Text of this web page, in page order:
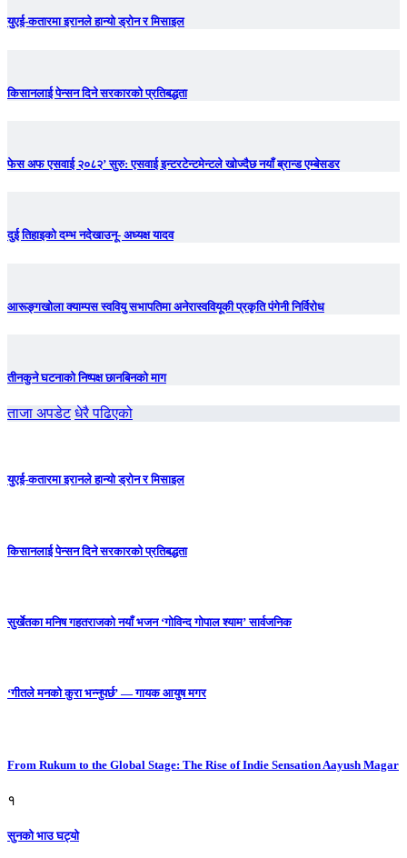
युएई-कतारमा इरानले हान्यो ड्रोन र मिसाइल
किसानलाई पेन्सन दिने सरकारको प्रतिबद्धता
फेस अफ एसवाई २०८२’ सुरु: एसवाई इन्टरटेन्टमेन्टले खोज्दैछ नयाँ ब्रान्ड एम्बेसडर
दुई तिहाइको दम्भ नदेखाउनू- अध्यक्ष यादव
आरूङ्गखोला क्याम्पस स्ववियु सभापतिमा अनेरास्ववियूकी प्रकृति पंगेनी निर्विरोध
तीनकुने घटनाकाे निष्पक्ष छानबिनकाे माग
ताजा अपडेट धेरै पढिएको
युएई-कतारमा इरानले हान्यो ड्रोन र मिसाइल
किसानलाई पेन्सन दिने सरकारको प्रतिबद्धता
सुर्खेतका मनिष गहतराजको नयाँ भजन ‘गोविन्द गोपाल श्याम’ सार्वजनिक
‘गीतले मनको कुरा भन्नुपर्छ’ — गायक आयुष मगर
From Rukum to the Global Stage: The Rise of Indie Sensation Aayush Magar
१
सुनको भाउ घट्याे